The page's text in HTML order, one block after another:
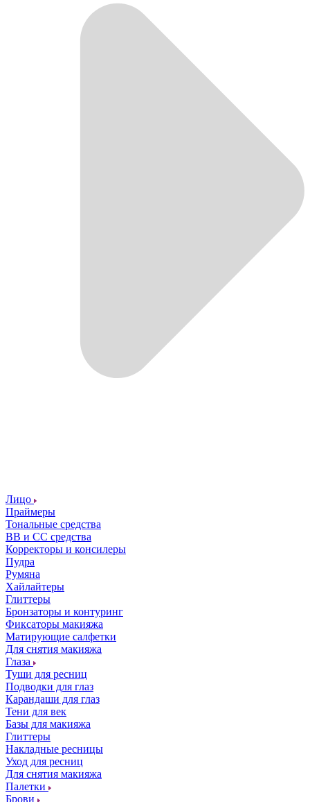
Лицо
Праймеры
Тональные средства
ВВ и СС средства
Корректоры и консилеры
Пудра
Румяна
Хайлайтеры
Глиттеры
Бронзаторы и контуринг
Фиксаторы макияжа
Матирующие салфетки
Для снятия макияжа
Глаза
Туши для ресниц
Подводки для глаз
Карандаши для глаз
Тени для век
Базы для макияжа
Глиттеры
Накладные ресницы
Уход для ресниц
Для снятия макияжа
Палетки
Брови